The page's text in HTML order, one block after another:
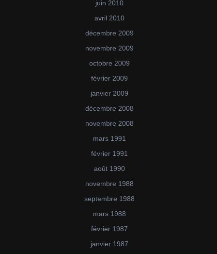
juin 2010
avril 2010
décembre 2009
novembre 2009
octobre 2009
février 2009
janvier 2009
décembre 2008
novembre 2008
mars 1991
février 1991
août 1990
novembre 1988
septembre 1988
mars 1988
février 1987
janvier 1987